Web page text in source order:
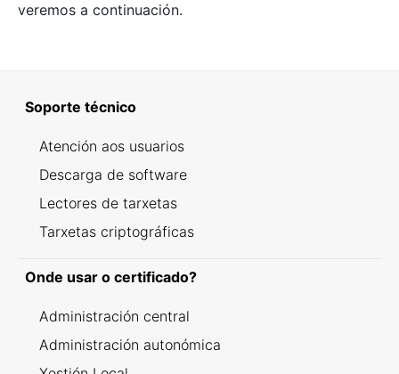
veremos a continuación.
Soporte técnico
Atención aos usuarios
Descarga de software
Lectores de tarxetas
Tarxetas criptográficas
Onde usar o certificado?
Administración central
Administración autonómica